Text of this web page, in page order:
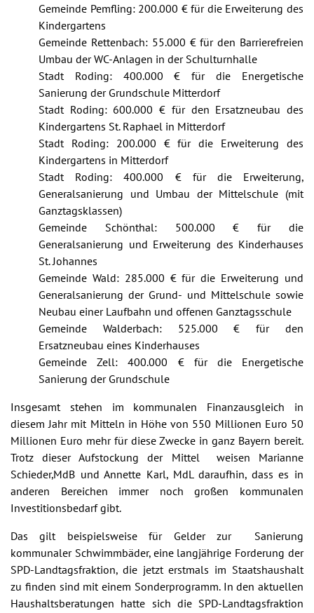
Gemeinde Pemfling: 200.000 € für die Erweiterung des
Kindergartens
Gemeinde Rettenbach: 55.000 € für den Barrierefreien
Umbau der WC-Anlagen in der Schulturnhalle
Stadt Roding: 400.000 € für die Energetische
Sanierung der Grundschule Mitterdorf
Stadt Roding: 600.000 € für den Ersatzneubau des
Kindergartens St. Raphael in Mitterdorf
Stadt Roding: 200.000 € für die Erweiterung des
Kindergartens in Mitterdorf
Stadt Roding: 400.000 € für die Erweiterung,
Generalsanierung und Umbau der Mittelschule (mit
Ganztagsklassen)
Gemeinde Schönthal: 500.000 € für die
Generalsanierung und Erweiterung des Kinderhauses
St. Johannes
Gemeinde Wald: 285.000 € für die Erweiterung und
Generalsanierung der Grund- und Mittelschule sowie
Neubau einer Laufbahn und offenen Ganztagsschule
Gemeinde Walderbach: 525.000 € für den
Ersatzneubau eines Kinderhauses
Gemeinde Zell: 400.000 € für die Energetische
Sanierung der Grundschule
Insgesamt stehen im kommunalen Finanzausgleich in
diesem Jahr mit Mitteln in Höhe von 550 Millionen Euro 50
Millionen Euro mehr für diese Zwecke in ganz Bayern bereit.
Trotz dieser Aufstockung der Mittel weisen Marianne
Schieder,MdB und Annette Karl, MdL daraufhin, dass es in
anderen Bereichen immer noch großen kommunalen
Investitionsbedarf gibt.
Das gilt beispielsweise für Gelder zur Sanierung
kommunaler Schwimmbäder, eine langjährige Forderung der
SPD-Landtagsfraktion, die jetzt erstmals im Staatshaushalt
zu finden sind mit einem Sonderprogramm. In den aktuellen
Haushaltsberatungen hatte sich die SPD-Landtagsfraktion